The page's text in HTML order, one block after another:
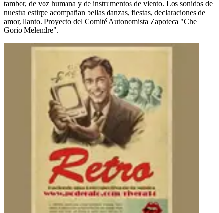
tambor, de voz humana y de instrumentos de viento. Los sonidos de
nuestra estirpe acompañan bellas danzas, fiestas, declaraciones de
amor, llanto. Proyecto del Comité Autonomista Zapoteca "Che
Gorio Melendre".